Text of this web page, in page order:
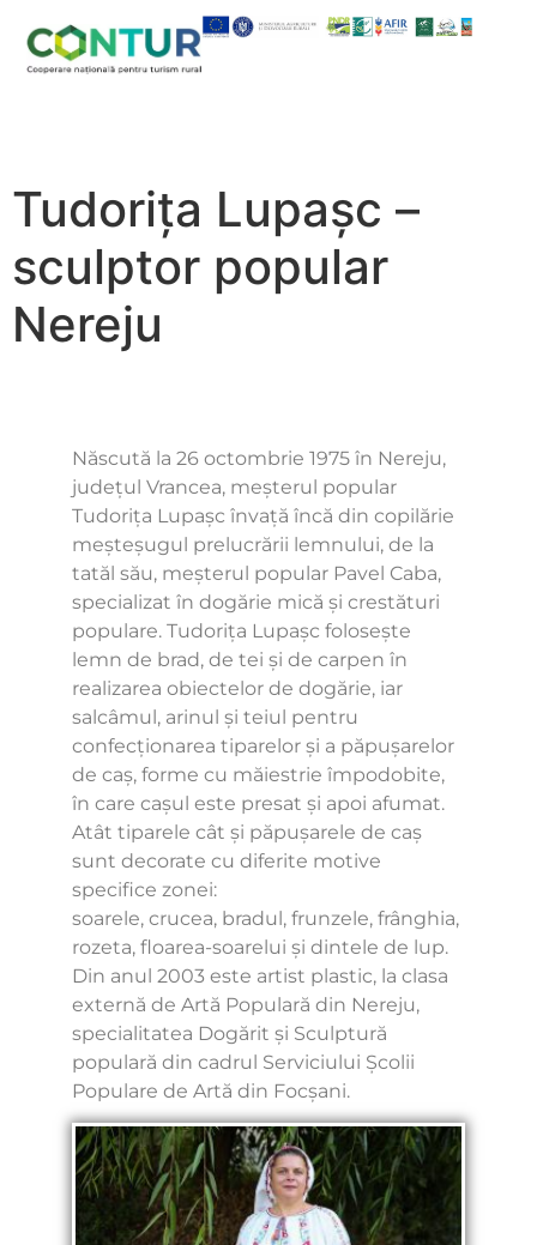
Tudorița Lupașc –
sculptor popular
Nereju
Născută la 26 octombrie 1975 în Nereju,
județul Vrancea, meșterul popular
Tudorița Lupașc învață încă din copilărie
meșteşugul prelucrării lemnului, de la
tatăl său, meșterul popular Pavel Caba,
specializat în dogărie mică și crestături
populare. Tudorița Lupașc folosește
lemn de brad, de tei şi de carpen în
realizarea obiectelor de dogărie, iar
salcâmul, arinul şi teiul pentru
confecționarea tiparelor și a păpușarelor
de caș, forme cu măiestrie împodobite,
în care cașul este presat și apoi afumat.
Atât tiparele cât și păpușarele de caș
sunt decorate cu diferite motive
specifice zonei:
soarele, crucea, bradul, frunzele, frânghia,
rozeta, floarea-soarelui și dintele de lup.
Din anul 2003 este artist plastic, la clasa
externă de Artă Populară din Nereju,
specialitatea Dogărit şi Sculptură
populară din cadrul Serviciului Şcolii
Populare de Artă din Focşani.